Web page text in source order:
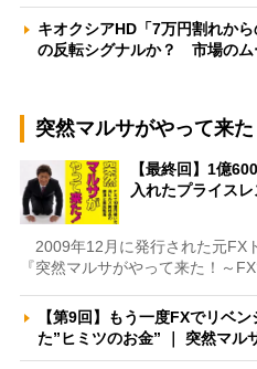
キオクシアHD「7万円割れか
の反転シグナルか？ 市場の
突然マルサがやって来た
【最終回】1億
入れたプライス
2009年12月に発行された元FX
『突然マルサがやって来た！～
【第9回】もう一度FXでリベ
た”ヒミツのお金” ｜ 突然マル